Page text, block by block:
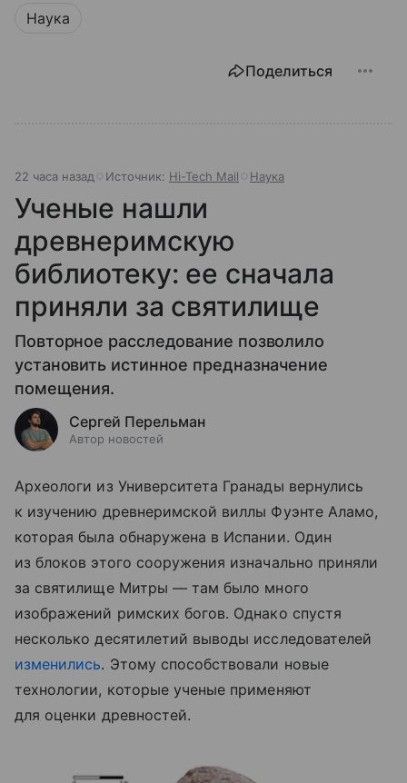
Наука
Поделиться
22 часа назад Источник: Hi-Tech Mail Наука
Ученые нашли
древнеримскую
библиотеку: ее сначала
приняли за святилище
Повторное расследование позволило
установить истинное предназначение
помещения.
Сергей Перельман
Автор новостей
Археологи из Университета Гранады вернулись
к изучению древнеримской виллы Фуэнте Аламо,
которая была обнаружена в Испании. Один
из блоков этого сооружения изначально приняли
за святилище Митры — там было много
изображений римских богов. Однако спустя
несколько десятилетий выводы исследователей
изменились. Этому способствовали новые
технологии, которые ученые применяют
для оценки древностей.